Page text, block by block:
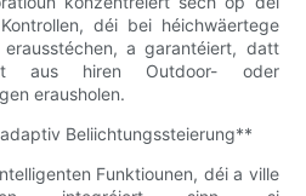
déi bei héichwäertege
erausstéchen, a garantéiert, datt
aus hiren Outdoor- oder
erausholen.
Beliichtungssteierung**
Funktiounen, déi a ville